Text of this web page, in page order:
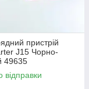
пристрій
J15 Чорно-
49635
відправки